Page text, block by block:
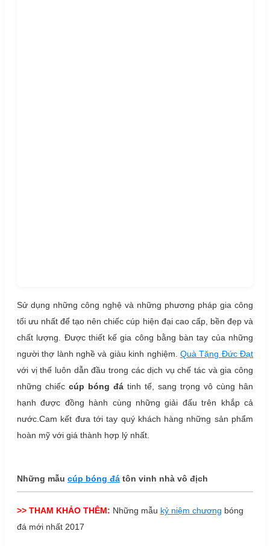
Sử dụng những công nghệ và những phương pháp gia công
tối ưu nhất để tạo nên chiếc cúp hiện đại cao cấp, bền đẹp và
chất lượng. Được thiết kế gia công bằng bàn tay của những
người thợ lành nghề và giàu kinh nghiệm. Quà Tặng Đức Đạt
với vị thế luôn dẫn đầu trong các dịch vụ chế tác và gia công
những chiếc cúp bóng đá tinh tế, sang trọng vô cùng hân
hạnh được đồng hành cùng những giải đấu trên khắp cả
nước.Cam kết đưa tới tay quý khách hàng những sản phẩm
hoàn mỹ với giá thành hợp lý nhất.
Những mẫu cúp bóng đá tôn vinh nhà vô địch
>> THAM KHẢO THÊM: Những mẫu kỷ niệm chương bóng
đá mới nhất 2017